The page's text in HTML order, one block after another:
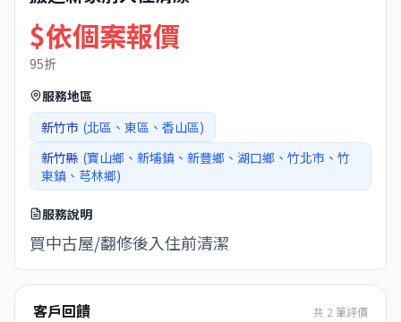
$依個案報價
95折
服務地區
新竹市 (北區、東區、香山區)
新竹縣 (寶山鄉、新埔鎮、新豐鄉、湖口鄉、竹北市、竹
東鎮、芎林鄉)
服務說明
買中古屋/翻修後入住前清潔
客戶回饋 共 2 筆評價